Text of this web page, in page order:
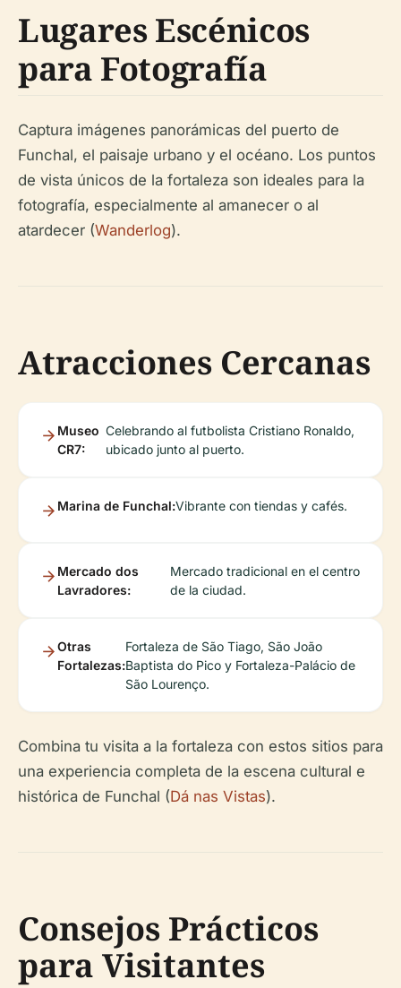
Lugares Escénicos
para Fotografía
Captura imágenes panorámicas del puerto de
Funchal, el paisaje urbano y el océano. Los puntos
de vista únicos de la fortaleza son ideales para la
fotografía, especialmente al amanecer o al
atardecer (Wanderlog).
Atracciones Cercanas
Museo
CR7:
Celebrando al futbolista Cristiano Ronaldo,
ubicado junto al puerto.
Marina de Funchal:Vibrante con tiendas y cafés.
Mercado dos
Lavradores:
Mercado tradicional en el centro
de la ciudad.
Otras
Fortalezas:
Fortaleza de São Tiago, São João
Baptista do Pico y Fortaleza-Palácio de
São Lourenço.
Combina tu visita a la fortaleza con estos sitios para
una experiencia completa de la escena cultural e
histórica de Funchal (Dá nas Vistas).
Consejos Prácticos
para Visitantes